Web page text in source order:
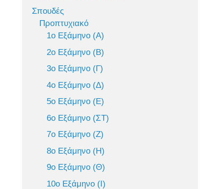
Σπουδές
Προπτυχιακό
1ο Εξάμηνο (Α)
2ο Εξάμηνο (Β)
3ο Εξάμηνο (Γ)
4ο Εξάμηνο (Δ)
5ο Εξάμηνο (Ε)
6ο Εξάμηνο (ΣΤ)
7ο Εξάμηνο (Ζ)
8ο Εξάμηνο (Η)
9ο Εξάμηνο (Θ)
10ο Εξάμηνο (Ι)